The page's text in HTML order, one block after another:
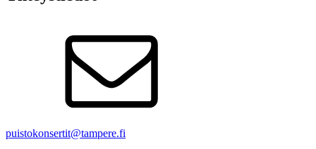
puistokonsertit@tampere.fi